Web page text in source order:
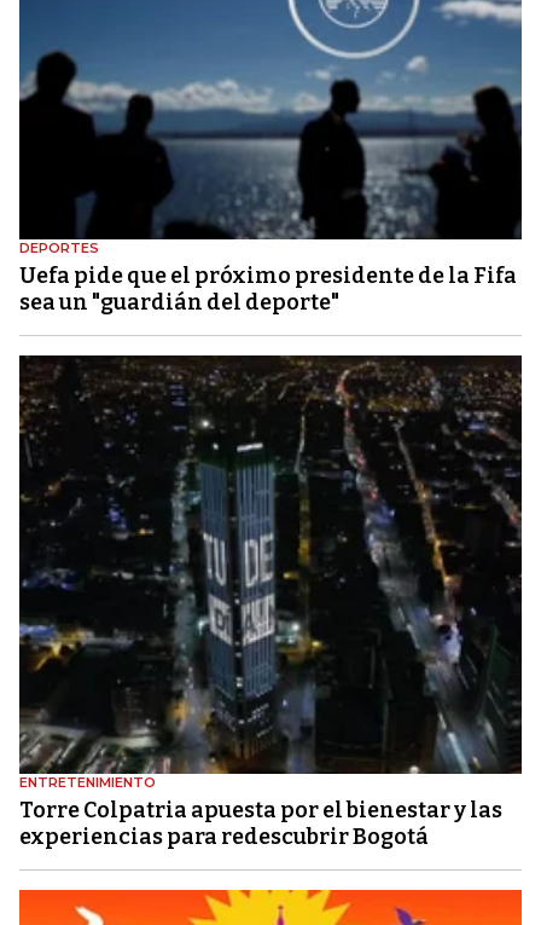
DEPORTES
Uefa pide que el próximo presidente de la Fifa
sea un "guardián del deporte"
ENTRETENIMIENTO
Torre Colpatria apuesta por el bienestar y las
experiencias para redescubrir Bogotá